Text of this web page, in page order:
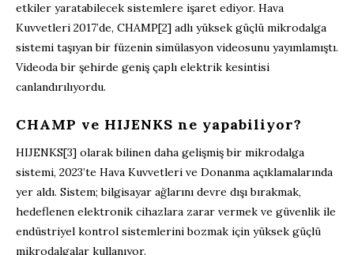
etkiler yaratabilecek sistemlere işaret ediyor. Hava
Kuvvetleri 2017’de, CHAMP[2] adlı yüksek güçlü mikrodalga
sistemi taşıyan bir füzenin simülasyon videosunu yayımlamıştı.
Videoda bir şehirde geniş çaplı elektrik kesintisi
canlandırılıyordu.
CHAMP ve HIJENKS ne yapabiliyor?
HIJENKS[3] olarak bilinen daha gelişmiş bir mikrodalga
sistemi, 2023’te Hava Kuvvetleri ve Donanma açıklamalarında
yer aldı. Sistem; bilgisayar ağlarını devre dışı bırakmak,
hedeflenen elektronik cihazlara zarar vermek ve güvenlik ile
endüstriyel kontrol sistemlerini bozmak için yüksek güçlü
mikrodalgalar kullanıyor.